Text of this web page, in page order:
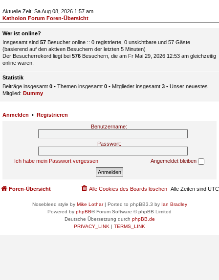
Aktuelle Zeit: Sa Aug 08, 2026 1:57 am
Katholon Forum Foren-Übersicht
Wer ist online?
Insgesamt sind 57 Besucher online :: 0 registrierte, 0 unsichtbare und 57 Gäste
(basierend auf den aktiven Besuchern der letzten 5 Minuten)
Der Besucherrekord liegt bei 576 Besuchern, die am Fr Mai 29, 2026 12:53 am gleichzeitig
online waren.
Statistik
Beiträge insgesamt 0 • Themen insgesamt 0 • Mitglieder insgesamt 3 • Unser neuestes
Mitglied: Dummy
Anmelden • Registrieren
Benutzername:
Passwort:
Ich habe mein Passwort vergessen Angemeldet bleiben
Foren-Übersicht Alle Zeiten sind UTC
Alle Cookies des Boards löschen
Nosebleed style by Mike Lothar| Ported to phpBB3.3 by Ian Bradley
Powered by phpBB® Forum Software © phpBB Limited
Deutsche Übersetzung durch phpBB.de
PRIVACY_LINK | TERMS_LINK